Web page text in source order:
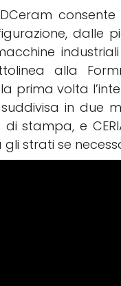
dalle
alla
prima volta
in due
stampa, e
strati se